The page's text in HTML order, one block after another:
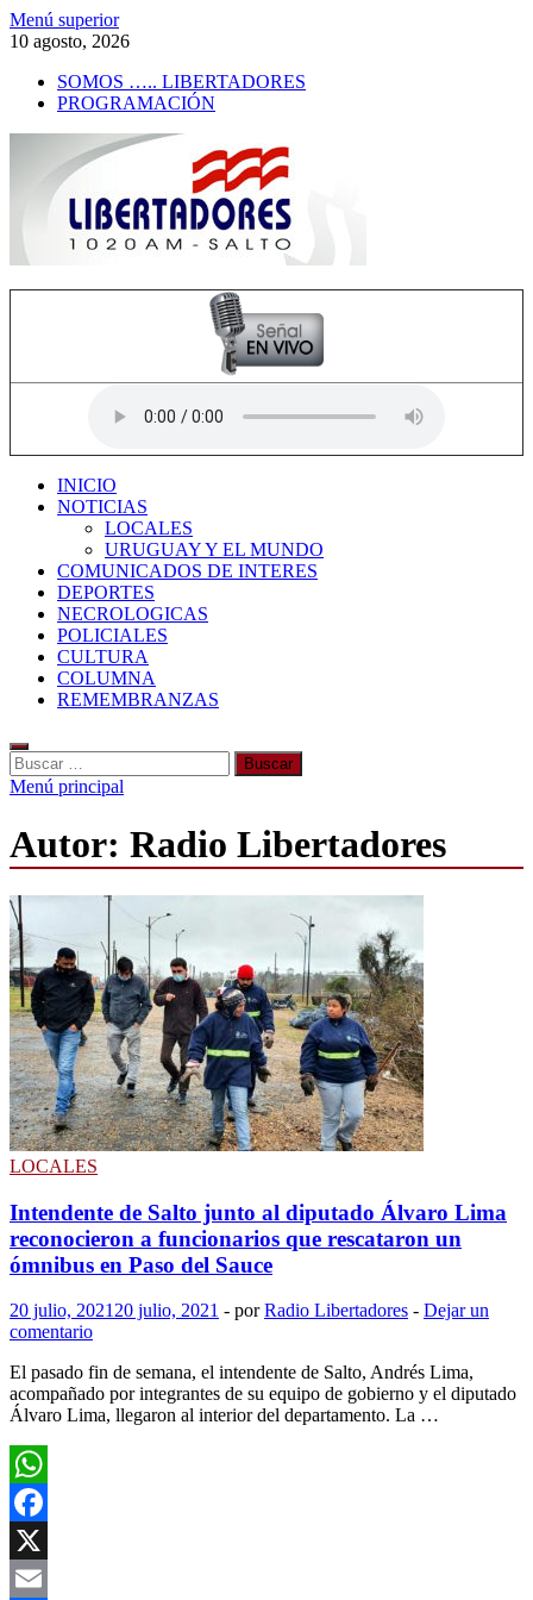
Saltar
al
Menú superior
10 agosto, 2026
SOMOS ….. LIBERTADORES
PROGRAMACIÓN
INICIO
NOTICIAS
LOCALES
URUGUAY Y EL MUNDO
COMUNICADOS DE INTERES
DEPORTES
NECROLOGICAS
POLICIALES
CULTURA
COLUMNA
REMEMBRANZAS
Buscar:
Menú principal
Autor: Radio Libertadores
LOCALES
Intendente de Salto junto al diputado Álvaro Lima
reconocieron a funcionarios que rescataron un
ómnibus en Paso del Sauce
20 julio, 2021 20 julio, 2021 - porRadio Libertadores - Dejar un
comentario
El pasado fin de semana, el intendente de Salto, Andrés Lima,
acompañado por integrantes de su equipo de gobierno y el diputado
Álvaro Lima, llegaron al interior del departamento. La …
WhatsApp
Facebook
X